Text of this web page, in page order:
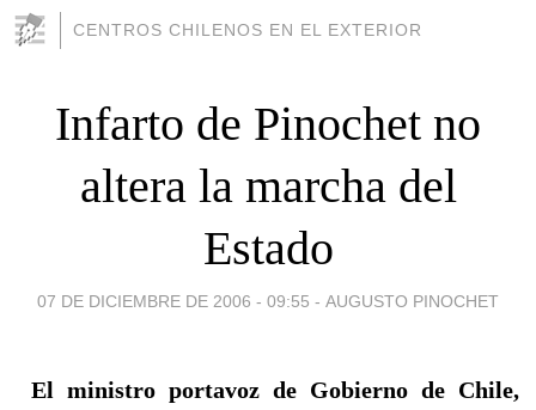
CENTROS CHILENOS EN EL EXTERIOR
Infarto de Pinochet no
altera la marcha del
Estado
07 DE DICIEMBRE DE 2006 - 09:55 - AUGUSTO PINOCHET
El ministro portavoz de Gobierno de Chile,